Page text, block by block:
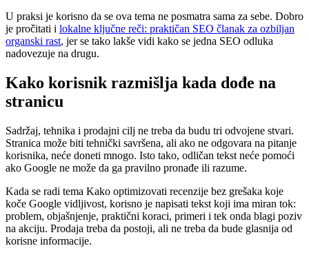
U praksi je korisno da se ova tema ne posmatra sama za sebe. Dobro
je pročitati i lokalne ključne reči: praktičan SEO članak za ozbiljan
organski rast, jer se tako lakše vidi kako se jedna SEO odluka
nadovezuje na drugu.
Kako korisnik razmišlja kada dođe na
stranicu
Sadržaj, tehnika i prodajni cilj ne treba da budu tri odvojene stvari.
Stranica može biti tehnički savršena, ali ako ne odgovara na pitanje
korisnika, neće doneti mnogo. Isto tako, odličan tekst neće pomoći
ako Google ne može da ga pravilno pronađe ili razume.
Kada se radi tema Kako optimizovati recenzije bez grešaka koje
koče Google vidljivost, korisno je napisati tekst koji ima miran tok:
problem, objašnjenje, praktični koraci, primeri i tek onda blagi poziv
na akciju. Prodaja treba da postoji, ali ne treba da bude glasnija od
korisne informacije.